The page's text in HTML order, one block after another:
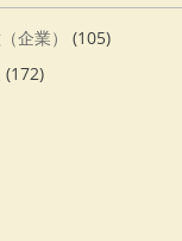
企業）
(105)
(172)